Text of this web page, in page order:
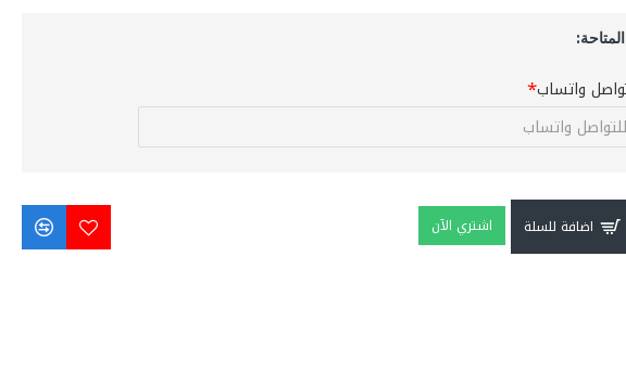
واتساب
اضافة للسلة اشتري الآن